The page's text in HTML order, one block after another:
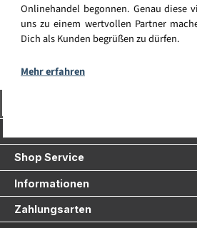
Onlinehandel begonnen. Genau diese
uns zu einem wertvollen Partner
Dich als Kunden begrüßen zu dürfen.
Mehr erfahren
Shop Service
Informationen
Zahlungsarten